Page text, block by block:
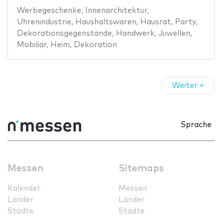
Werbegeschenke, Innenarchitektur,
Uhrenindustrie, Haushaltswaren, Hausrat, Party,
Dekorationsgegenstände, Handwerk, Juwellen,
Mobiliar, Heim, Dekoration
Weiter »
Sprache
Messen
Kalender
Länder
Städte
Sitemaps
Messen
Länder
Städte